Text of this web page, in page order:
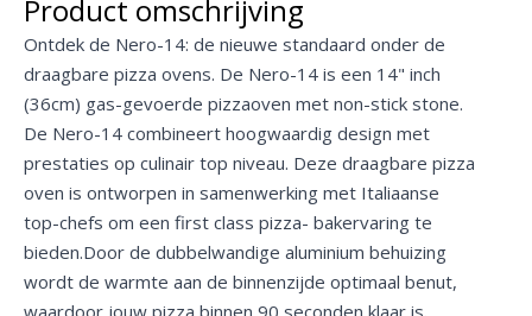
Product omschrijving
Ontdek de Nero-14: de nieuwe standaard onder de
draagbare pizza ovens. De Nero-14 is een 14" inch
(36cm) gas-gevoerde pizzaoven met non-stick stone.
De Nero-14 combineert hoogwaardig design met
prestaties op culinair top niveau. Deze draagbare pizza
oven is ontworpen in samenwerking met Italiaanse
top-chefs om een first class pizza- bakervaring te
bieden.Door de dubbelwandige aluminium behuizing
wordt de warmte aan de binnenzijde optimaal benut,
waardoor jouw pizza binnen 90 seconden klaar is.